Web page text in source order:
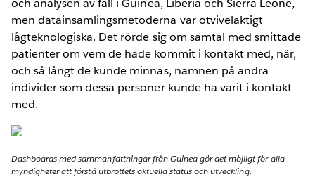
och analysen av fall i Guinea, Liberia och Sierra Leone,
men datainsamlingsmetoderna var otvivelaktigt
lågteknologiska. Det rörde sig om samtal med smittade
patienter om vem de hade kommit i kontakt med, när,
och så långt de kunde minnas, namnen på andra
individer som dessa personer kunde ha varit i kontakt
med.
Dashboards med sammanfattningar från Guinea gör det möjligt för alla
myndigheter att förstå utbrottets aktuella status och utveckling.